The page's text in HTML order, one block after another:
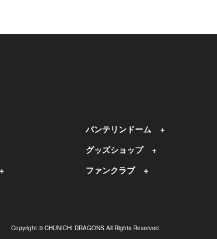
バンテリンドーム
グッズショップ
ファンクラブ
Copyright © CHUNICHI DRAGONS All Rights Reserved.